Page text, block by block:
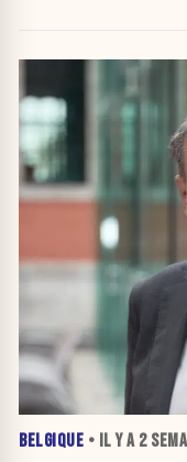
BELGIQUE • IL Y A 2